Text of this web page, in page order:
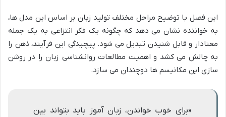
این فصل با توضیح مراحل مختلف تولید زبان بر اساس این مدل ها،
به خواننده نشان می دهد که چگونه یک فکر انتزاعی به یک جمله
معنادار و قابل شنیدن تبدیل می شود. پیچیدگی این فرآیند، ذهن را
به چالش می کشد و اهمیت مطالعات روانشناسی زبان را در روشن
سازی این مکانیسم ها دوچندان می سازد.
«برای خوب خواندن، زبان آموز باید بتواند بین